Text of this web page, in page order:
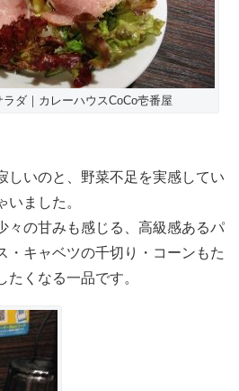
ダ｜カレーハウスCoCo壱番屋
しいのと、野菜不足を実感してい
いました。
々の甘みも感じる、高級感あるパ
・キャベツの千切り・コーンもた
たくなる一品です。